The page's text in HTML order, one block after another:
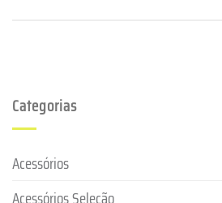
Categorias
Acessórios
Acessórios Seleção